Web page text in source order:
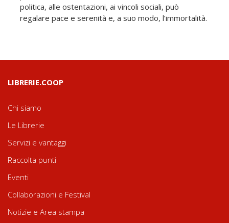
politica, alle ostentazioni, ai vincoli sociali, può
regalare pace e serenità e, a suo modo, l’immortalità.
LIBRERIE.COOP
Chi siamo
Le Librerie
Servizi e vantaggi
Raccolta punti
Eventi
Collaborazioni e Festival
Notizie e Area stampa